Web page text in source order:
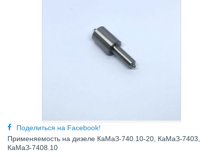
Поделиться на Facebook!
Примeняeмocть нa дизeлe КaМaЗ-740.10-20, КaМaЗ-7403,
КaМaЗ-7408.10